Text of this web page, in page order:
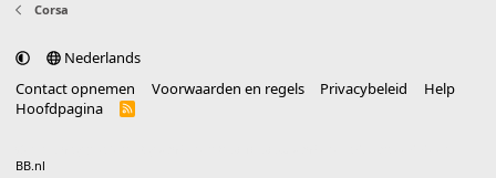
Corsa
Nederlands
Contact opnemen
Voorwaarden en regels Privacybeleid
Help
Hoofdpagina
R
BB.nl